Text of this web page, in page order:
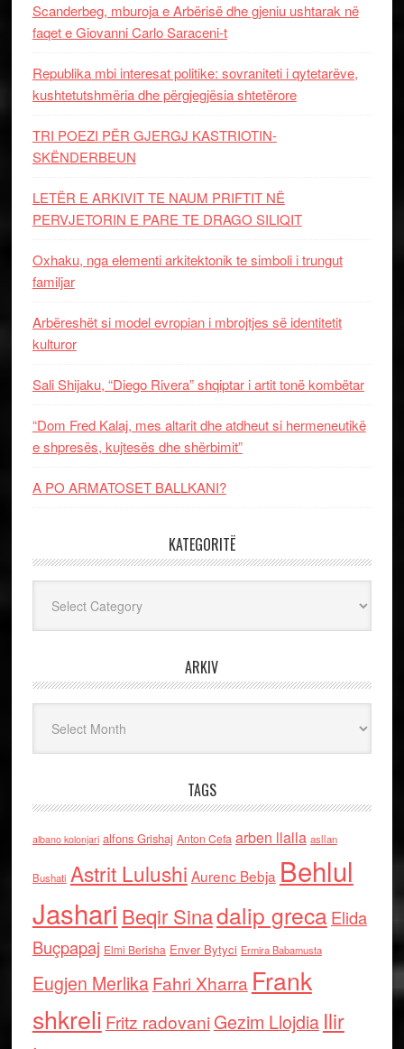
Scanderbeg, mburoja e Arbërisë dhe gjeniu ushtarak në
faqet e Giovanni Carlo Saraceni-t
Republika mbi interesat politike: sovraniteti i qytetarëve,
kushtetutshmëria dhe përgjegjësia shtetërore
TRI POEZI PËR GJERGJ KASTRIOTIN-
SKËNDERBEUN
LETËR E ARKIVIT TE NAUM PRIFTIT NË
PERVJETORIN E PARE TE DRAGO SILIQIT
Oxhaku, nga elementi arkitektonik te simboli i trungut
familjar
Arbëreshët si model evropian i mbrojtjes së identitetit
kulturor
Sali Shijaku, “Diego Rivera” shqiptar i artit tonë kombëtar
“Dom Fred Kalaj, mes altarit dhe atdheut si hermeneutikë
e shpresës, kujtesës dhe shërbimit”
A PO ARMATOSET BALLKANI?
KATEGORITË
ARKIV
TAGS
albano kolonjari alfons Grishaj Anton Cefa arben llalla asllan
Bushati Astrit Lulushi Aurenc Bebja Behlul
Jashari Beqir Sinadalip grecaElida
Buçpapaj Elmi Berisha Enver Bytyci Ermira Babamusta
Eugjen MerlikaFahri Xharra Frank
shkreli Fritz radovaniGezim Llojdia Ilir